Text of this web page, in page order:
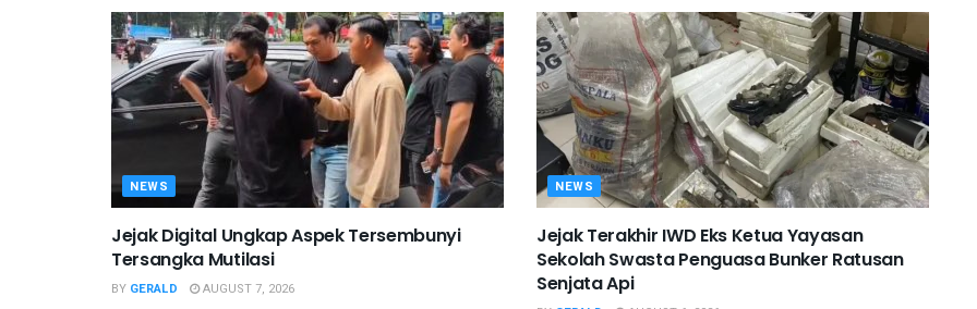
NEWS
Jejak Digital Ungkap Aspek Tersembunyi
Tersangka Mutilasi
BY GERALD AUGUST 7, 2026
NEWS
Jejak Terakhir IWD Eks Ketua Yayasan
Sekolah Swasta Penguasa Bunker Ratusan
Senjata Api